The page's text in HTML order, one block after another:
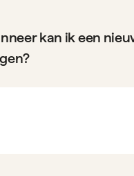
kan ik een